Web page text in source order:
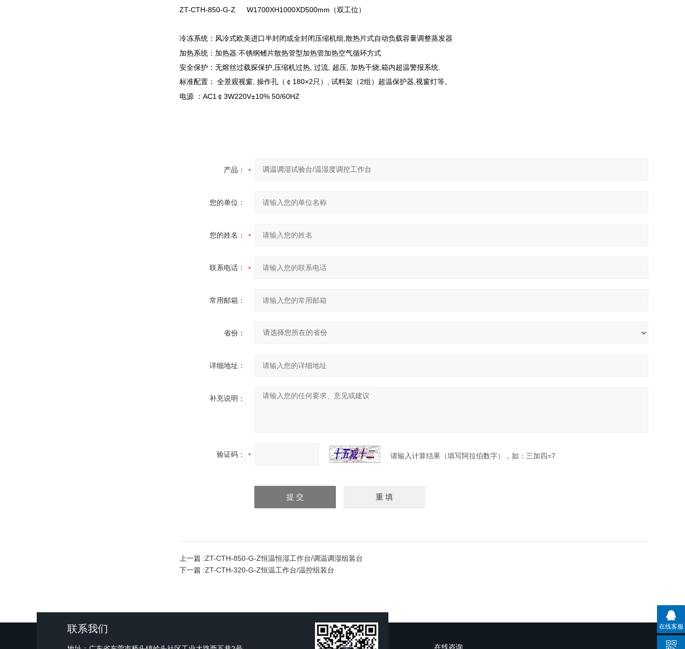
ZT-CTH-850-G-Z W1700XH1000XD500mm（双工位）
冷冻系统：风冷式欧美进口半封闭或全封闭压缩机组,散热片式自动负载容量调整蒸发器
加热系统：加热器:不锈纲鳍片散热管型加热管加热空气循环方式
安全保护：无熔丝过载探保护,压缩机过热, 过流, 超压, 加热干烧,箱内超温警报系统.
标准配置： 全景观视窗, 操作孔（￠180×2只）, 试料架（2组）超温保护器, 视窗灯等。
电源 ：AC1￠3W220V±10% 50/60HZ
产品：
您的单位：
您的姓名：
联系电话：
常用邮箱：
省份：
详细地址：
补充说明：
验证码： 请输入计算结果（填写阿拉伯数字），如：三加四=7
上一篇 :ZT-CTH-850-G-Z恒温恒湿工作台/调温调湿组装台
下一篇 :ZT-CTH-320-G-Z恒温工作台/温控组装台
联系我们
在线咨询
在线客服